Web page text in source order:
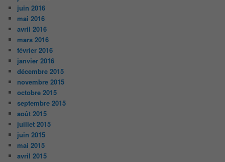
juin 2016
mai 2016
avril 2016
mars 2016
février 2016
janvier 2016
décembre 2015
novembre 2015
octobre 2015
septembre 2015
août 2015
juillet 2015
juin 2015
mai 2015
avril 2015